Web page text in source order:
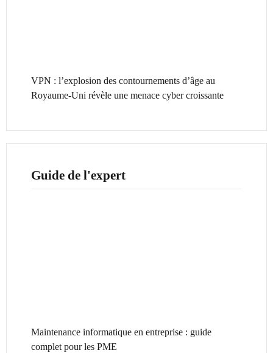
VPN : l’explosion des contournements d’âge au
Royaume-Uni révèle une menace cyber croissante
Guide de l'expert
Maintenance informatique en entreprise : guide
complet pour les PME